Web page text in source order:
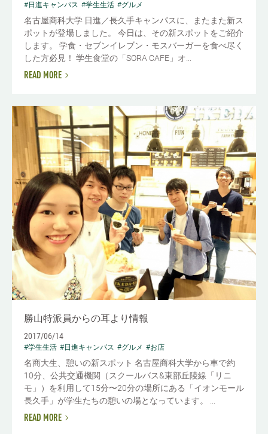
#日進キャンパス #学生生活 #グルメ
名古屋商科大学 日進／長久手キャンパスに、またまた新ス
ポットが登場しました。 今日は、その新スポットをご紹介
します。 学食・セブンイレブン・モスバーガーを食べ尽く
した方必見！ 学生食堂の「SORA CAFE」オ...
READ MORE
勝山特派員からの耳より情報
2017/06/14
#学生生活 #日進キャンパス #グルメ #お店
名商大生、憩いの新スポット 名古屋商科大学から車で約
10分、公共交通機関（スクールバス&東部丘陵線「リニ
モ」）を利用して15分〜20分の場所にある「イオンモール
長久手」が学生たちの憩いの場となっています。 ...
READ MORE